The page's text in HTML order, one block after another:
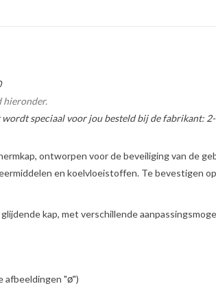
hieronder.
speciaal voor jou besteld bij de fabrikant:
ontworpen voor de beveiliging van de
en koelvloeistoffen. Te bevestigen
kap, met verschillende
afbeeldingen "ø")